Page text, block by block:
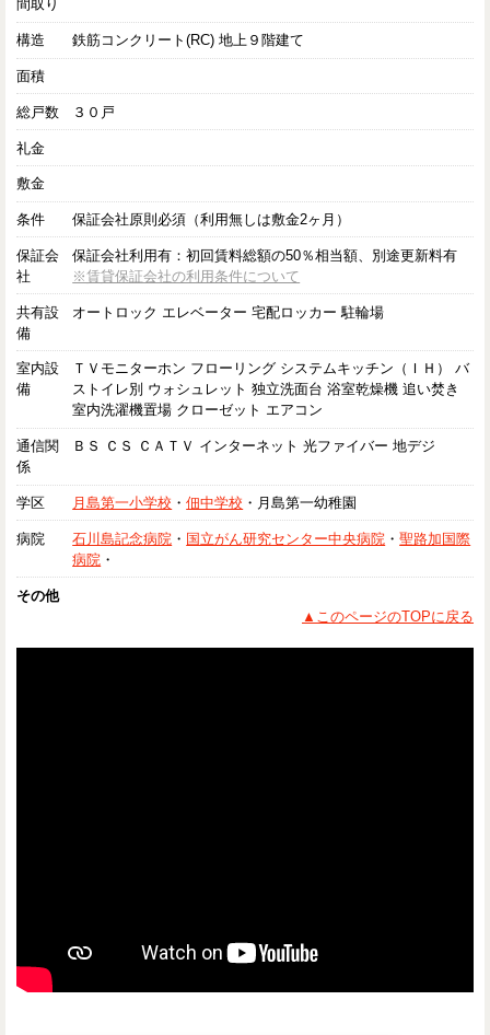
間取り
構造 鉄筋コンクリート(RC) 地上９階建て
面積
総戸数 ３０戸
礼金
敷金
条件 保証会社原則必須（利用無しは敷金2ヶ月）
保証会
社
保証会社利用有：初回賃料総額の50％相当額、別途更新料有
※賃貸保証会社の利用条件について
共有設
備
オートロック エレベーター 宅配ロッカー 駐輪場
室内設
備
ＴＶモニターホン フローリング システムキッチン（ＩＨ） バ
ストイレ別 ウォシュレット 独立洗面台 浴室乾燥機 追い焚き
室内洗濯機置場 クローゼット エアコン
通信関
係
ＢＳ ＣＳ ＣＡＴＶ インターネット 光ファイバー 地デジ
学区 月島第一小学校 ・佃中学校 ・月島第一幼稚園
病院 石川島記念病院 ・ 国立がん研究センター中央病院 ・聖路加国際
病院 ・
その他
▲このページのTOPに戻る